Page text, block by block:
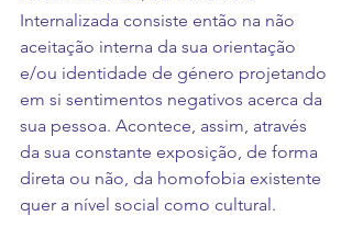
Internalizada consiste então na não
aceitação interna da sua orientação
e/ou identidade de género projetando
em si sentimentos negativos acerca da
sua pessoa. Acontece, assim, através
da sua constante exposição, de forma
direta ou não, da homofobia existente
quer a nível social como cultural.